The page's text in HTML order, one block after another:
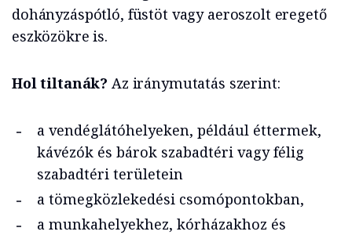
dohányzáspótló, füstöt vagy aeroszolt eregető
eszközökre is.
Hol tiltanák? Az iránymutatás szerint:
a vendéglátóhelyeken, például éttermek,
kávézók és bárok szabadtéri vagy félig
szabadtéri területein
a tömegközlekedési csomópontokban,
a munkahelyekhez, kórházakhoz és